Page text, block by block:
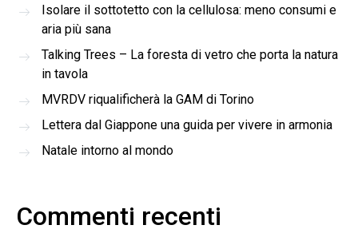
Isolare il sottotetto con la cellulosa: meno consumi e
aria più sana
Talking Trees – La foresta di vetro che porta la natura
in tavola
MVRDV riqualificherà la GAM di Torino
Lettera dal Giappone una guida per vivere in armonia
Natale intorno al mondo
Commenti recenti